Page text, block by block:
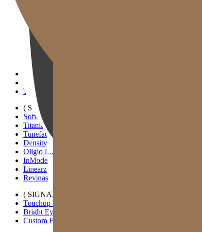
Thiết bị Y tế
Thông tin Khám & Chỉ đường
Hoạt động Học thuật & Truyền thông
( SIGNATURE )
Scan Ulthera
Thermage FLX
Tivelook
Tunevelook
( STANDARD )
Sofwave
Titanium Lifting
Tuneface Lifting
Density Lifting
Oligio Lifting
InMode
Linearz
Revinas
( SIGNATURE )
Touchup Kiss
Bright Eyes
Custom Forehead Filler